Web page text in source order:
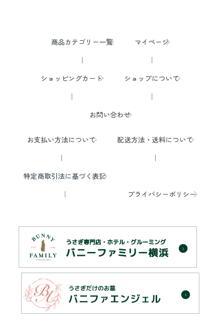
商品カテゴリー一覧 マイページ
ショッピングカート ショップについて
お問い合わせ
お支払い方法について 配送方法・送料について
特定商取引法に基づく表記
プライバシーポリシー